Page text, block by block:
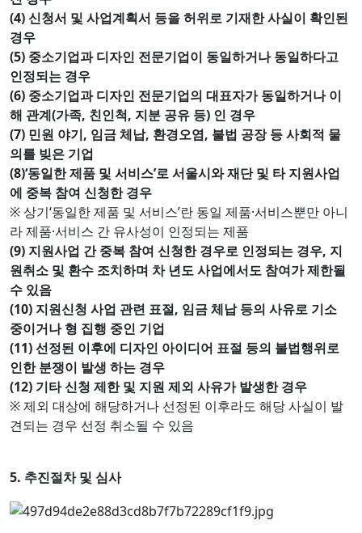
(4) 신청서 및 사업계획서 등을 허위로 기재한 사실이 확인된
경우
(5) 중소기업과 디자인 전문기업이 동일하거나 동일하다고
인정되는 경우
(6) 중소기업과 디자인 전문기업의 대표자가 동일하거나 이
해 관계(가족, 친인척, 지분 공유 등) 인 경우
(7) 민원 야기, 임금 체납, 환경오염, 불법 공장 등 사회적 물
의를 빚은 기업
(8)‘동일한 제품 및 서비스’로 서울시와 재단 및 타 지원사업
에 중복 참여 신청한 경우
※ 상기‘동일한 제품 및 서비스’란 동일 제품·서비스뿐만 아니
라 제품·서비스 간 유사성이 인정되는 제품
(9) 지원사업 간 중복 참여 신청한 경우로 인정되는 경우, 지
원취소 및 환수 조치하며 차 년도 사업에서도 참여가 제한될
수 있음
(10) 지원신청 사업 관련 표절, 임금 체납 등의 사유로 기소
중이거나 형 집행 중인 기업
(11) 선정된 이후에 디자인 아이디어 표절 등의 불법행위로
인한 분쟁이 발생 하는 경우
(12) 기타 신청 제한 및 지원 제외 사유가 발생한 경우
※ 제외 대상에 해당하거나 선정된 이후라도 해당 사실이 발
견되는 경우 선정 취소될 수 있음
5. 추진절차 및 심사